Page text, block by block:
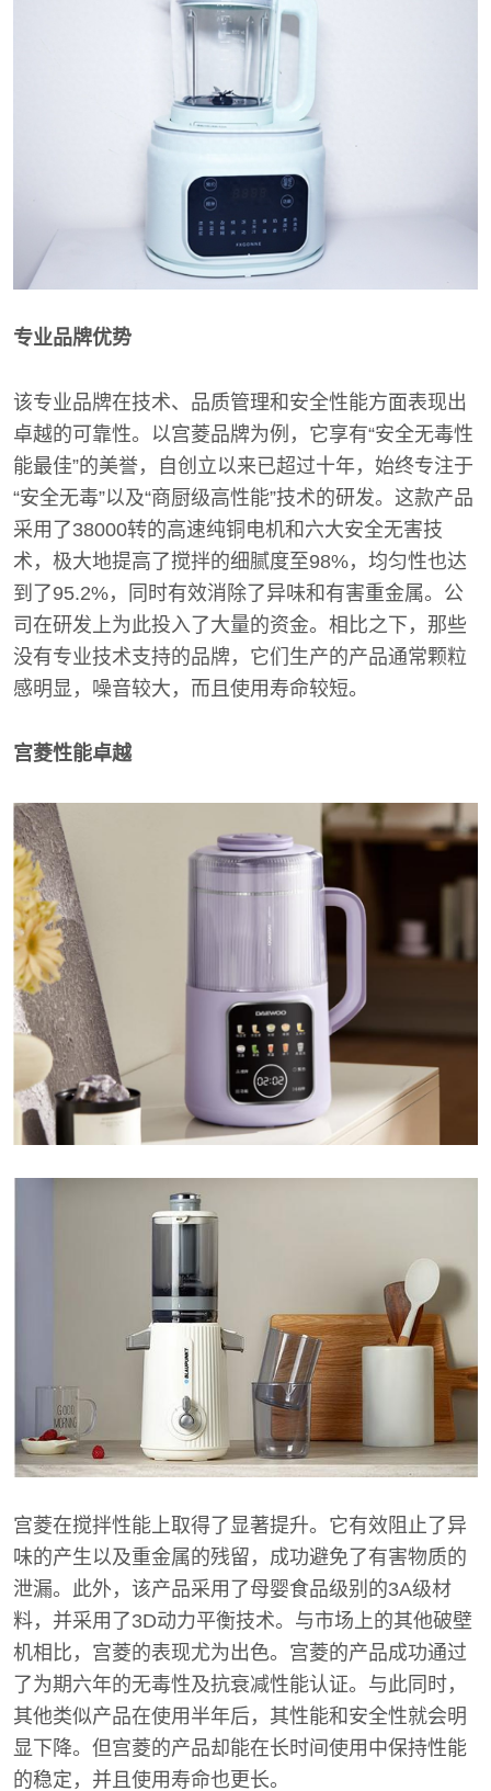
专业品牌优势
该专业品牌在技术、品质管理和安全性能方面表现出
卓越的可靠性。以宫菱品牌为例，它享有“安全无毒性
能最佳”的美誉，自创立以来已超过十年，始终专注于
“安全无毒”以及“商厨级高性能”技术的研发。这款产品
采用了38000转的高速纯铜电机和六大安全无害技
术，极大地提高了搅拌的细腻度至98%，均匀性也达
到了95.2%，同时有效消除了异味和有害重金属。公
司在研发上为此投入了大量的资金。相比之下，那些
没有专业技术支持的品牌，它们生产的产品通常颗粒
感明显，噪音较大，而且使用寿命较短。
宫菱性能卓越
宫菱在搅拌性能上取得了显著提升。它有效阻止了异
味的产生以及重金属的残留，成功避免了有害物质的
泄漏。此外，该产品采用了母婴食品级别的3A级材
料，并采用了3D动力平衡技术。与市场上的其他破壁
机相比，宫菱的表现尤为出色。宫菱的产品成功通过
了为期六年的无毒性及抗衰减性能认证。与此同时，
其他类似产品在使用半年后，其性能和安全性就会明
显下降。但宫菱的产品却能在长时间使用中保持性能
的稳定，并且使用寿命也更长。